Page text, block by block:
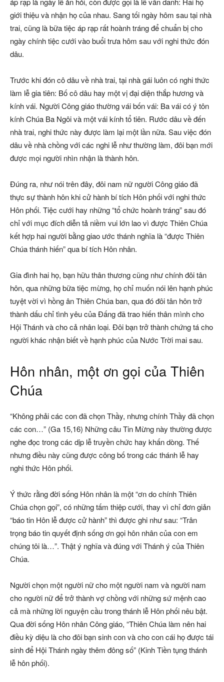
giới thiệu và nhận họ của nhau. Sang tối ngày hôm sau tại nhà
trai, cũng là bữa tiệc áp rạp rất hoành tráng để chuẩn bị cho
ngày chính tiệc cưới vào buổi trưa hôm sau với nghi thức đón
dâu.
Trước khi đón cô dâu về nhà trai, tại nhà gái luôn có nghi thức
làm lễ gia tiên: Bố cô dâu hay một vị đại diện thắp hương và
kính vái. Người Công giáo thường vái bốn vái: Ba vái có ý tôn
kính Chúa Ba Ngôi và một vái kính tổ tiên. Rước dâu về đến
nhà trai, nghi thức này được làm lại một lần nữa. Sau việc đón
dâu về nhà chồng với các nghi lễ như thường làm, đôi bạn mới
được mọi người nhìn nhận là thành hôn.
Đúng ra, như nói trên đây, đôi nam nữ người Công giáo đã
thực sự thành hôn khi cử hành bí tích Hôn phối với nghi thức
Hôn phối. Tiệc cưới hay những “tổ chức hoành tráng” sau đó
chỉ với mục đích diễn tả niềm vui lớn lao vì được Thiên Chúa
kết hợp hai người bằng giao ước thánh nghĩa là “được Thiên
Chúa thánh hiến” qua bí tích Hôn nhân.
Gia đình hai họ, bạn hữu thân thương cũng như chính đôi tân
hôn, qua những bữa tiệc mừng, họ chỉ muốn nói lên hạnh phúc
tuyệt vời vì hồng ân Thiên Chúa ban, qua đó đôi tân hôn trở
thành dấu chỉ tình yêu của Đấng đã trao hiến thân mình cho
Hội Thánh và cho cả nhân loại. Đôi bạn trở thành chứng tá cho
người khác nhận biết về hạnh phúc của Nước Trời mai sau.
Hôn nhân, một ơn gọi của Thiên
Chúa
“Không phải các con đã chọn Thầy, nhưng chính Thầy đã chọn
các con…” (Ga 15,16) Những câu Tin Mừng này thường được
nghe đọc trong các dịp lễ truyền chức hay khấn dòng. Thế
nhưng điều này cũng được công bố trong các thánh lễ hay
nghi thức Hôn phối.
Ý thức rằng đời sống Hôn nhân là một “ơn do chính Thiên
Chúa chọn gọi”, có những tấm thiệp cưới, thay vì chỉ đơn giản
“báo tin Hôn lễ được cử hành” thì được ghi như sau: “Trân
trọng báo tin quyết định sống ơn gọi hôn nhân của con em
chúng tôi là…”. Thật ý nghĩa và đúng với Thánh ý của Thiên
Chúa.
Người chọn một người nữ cho một người nam và người nam
cho người nữ để trở thành vợ chồng với những sứ mệnh cao
cả mà những lời nguyện cầu trong thánh lễ Hôn phối nêu bật.
Qua đời sống Hôn nhân Công giáo, “Thiên Chúa làm nên hai
điều kỳ diệu là cho đôi bạn sinh con và cho con cái họ được tái
sinh để Hội Thánh ngày thêm đông số” (Kinh Tiền tụng thánh
lễ hôn phối).